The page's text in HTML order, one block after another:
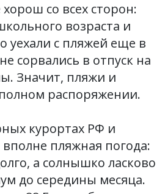
со всех сторон:
возраста и
уехали с пляжей еще в
сорвались в отпуск на
Значит, пляжи и
распоряжении.
курортах РФ и
пляжная погода:
а солнышко ласково
до середины месяца.